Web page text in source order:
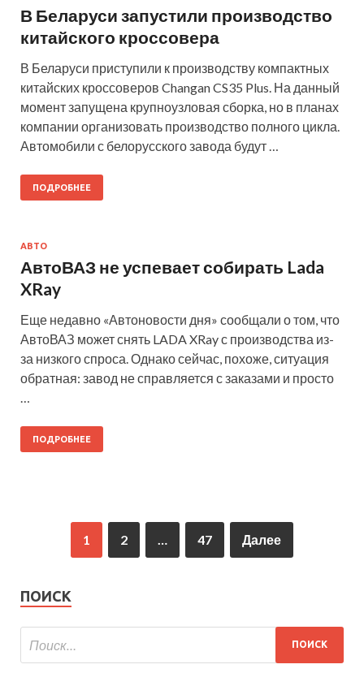
В Беларуси запустили производство
китайского кроссовера
В Беларуси приступили к производству компактных
китайских кроссоверов Changan CS35 Plus. На данный
момент запущена крупноузловая сборка, но в планах
компании организовать производство полного цикла.
Автомобили с белорусского завода будут …
ПОДРОБНЕЕ
АВТО
АвтоВАЗ не успевает собирать Lada
XRay
Еще недавно «Автоновости дня» сообщали о том, что
АвтоВАЗ может снять LADA XRay с производства из-
за низкого спроса. Однако сейчас, похоже, ситуация
обратная: завод не справляется с заказами и просто
ПОДРОБНЕЕ
1 2 47 Далее
ПОИСК